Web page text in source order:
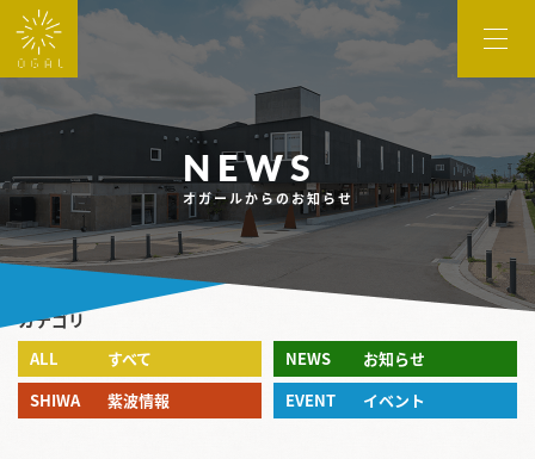
NEWS
オガールからのお知らせ
カテゴリ
ALL すべて NEWS
お知らせ
SHIWA
紫波情報 EVENT イベント